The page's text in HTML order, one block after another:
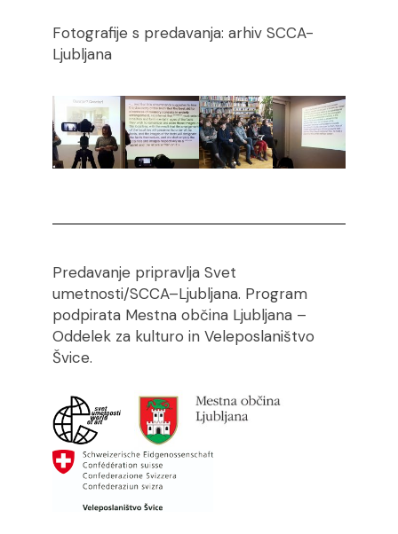
Fotografije s predavanja: arhiv SCCA-
Ljubljana
Predavanje pripravlja Svet
umetnosti/SCCA–Ljubljana. Program
podpirata Mestna občina Ljubljana –
Oddelek za kulturo in Veleposlaništvo
Švice.